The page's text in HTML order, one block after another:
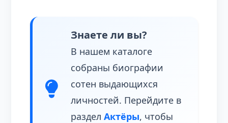
Знаете ли вы?
В нашем каталоге
собраны биографии
сотен выдающихся
личностей. Перейдите в
разделАктёры, чтобы